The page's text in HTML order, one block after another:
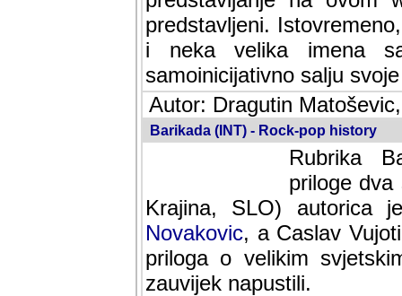
predstavljeni.
i neka velika imena
samoinicijativno salju
Autor: Dragutin
Barikada (INT) - Rock-pop history
Rubrika
dva
SLO) autorica je velikog
Caslav Vujotic
velikim svjetskim
napustili.